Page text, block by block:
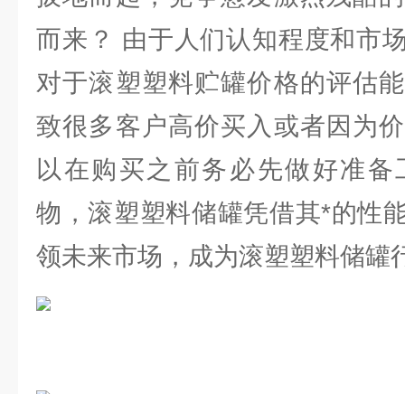
而来？ 由于人们认知程度和市
对于滚塑塑料贮罐价格的评估
致很多客户高价买入或者因为
以在购买之前务必先做好准
物，滚塑塑料储罐凭借其*的性
领未来市场，成为滚塑塑料储罐